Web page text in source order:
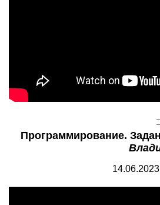
Программирование.